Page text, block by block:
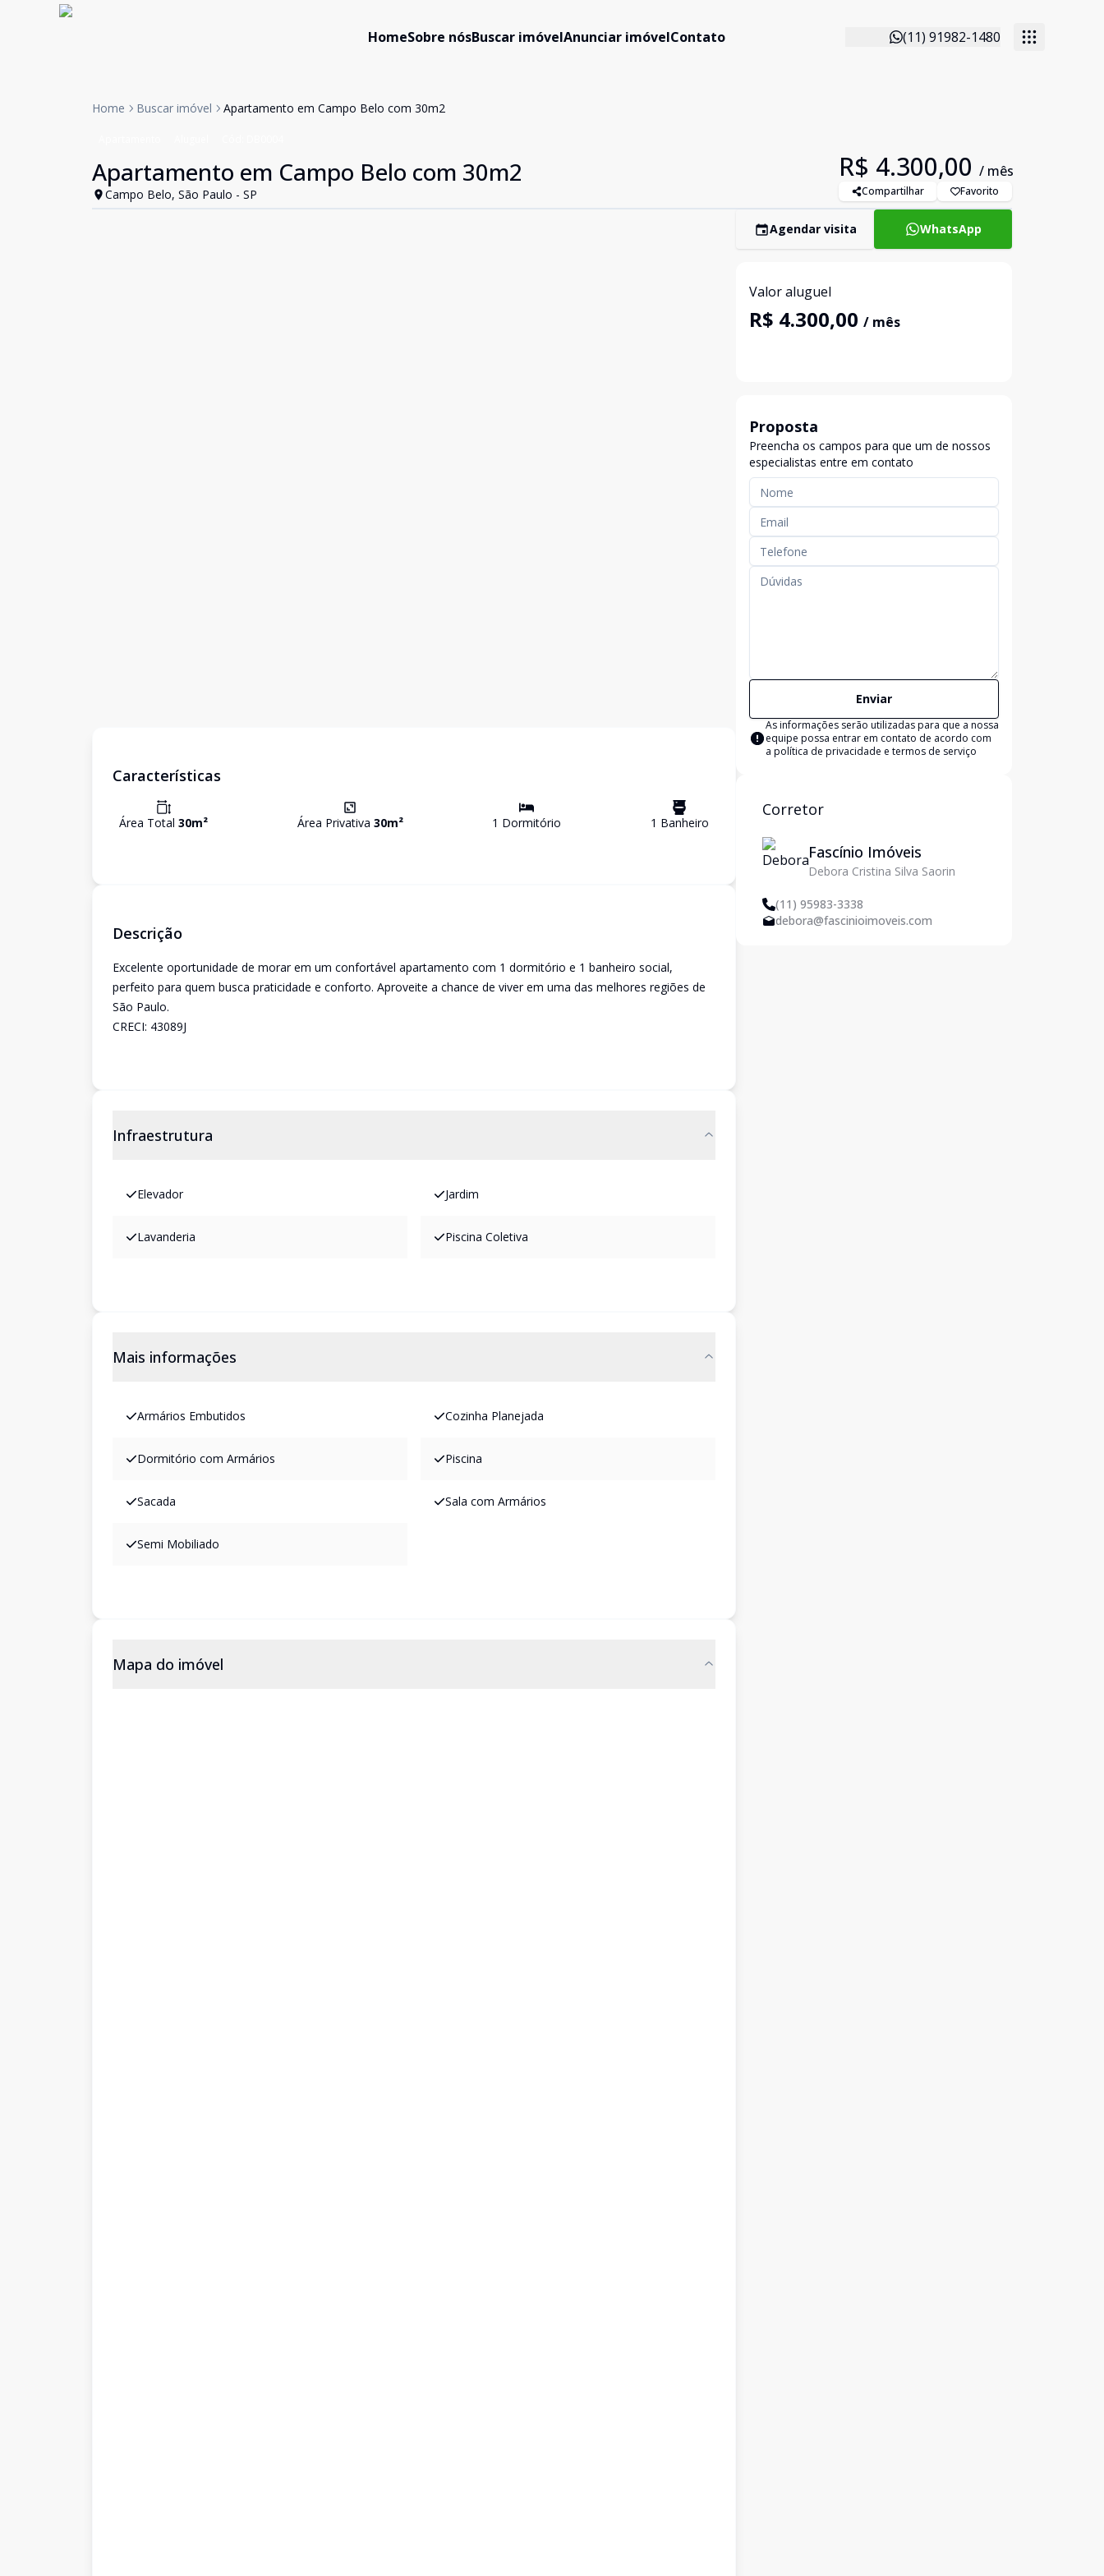
HomeSobre nósBuscar imóvelAnunciar imóvelContato (11) 91982-1480
Home Buscar imóvel Apartamento em Campo Belo com 30m2
Apartamento em Campo Belo com 30m2
Campo Belo, São Paulo - SP
R$ 4.300,00 / mês
Compartilhar Favorito
Características
Área Total 30m² Área Privativa 30m² 1 Dormitório 1 Banheiro
Descrição
Excelente oportunidade de morar em um confortável apartamento com 1 dormitório e 1 banheiro social,
perfeito para quem busca praticidade e conforto. Aproveite a chance de viver em uma das melhores regiões de
São Paulo.
CRECI: 43089J
Infraestrutura
Elevador Jardim
Lavanderia Piscina Coletiva
Mais informações
Armários Embutidos Cozinha Planejada
Dormitório com Armários Piscina
Sacada Sala com Armários
Semi Mobiliado
Mapa do imóvel
Agendar visita WhatsApp
Valor aluguel
R$ 4.300,00 / mês
Proposta
Preencha os campos para que um de nossos
especialistas entre em contato
Enviar
As informações serão utilizadas para que a nossa
equipe possa entrar em contato de acordo com
a política de privacidade e termos de serviço
Corretor
Fascínio Imóveis
Debora Cristina Silva Saorin
(11) 95983-3338
debora@fascinioimoveis.com